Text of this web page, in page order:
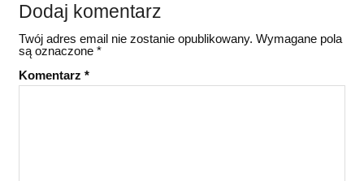
Dodaj komentarz
Twój adres email nie zostanie opublikowany. Wymagane pola
są oznaczone *
Komentarz *